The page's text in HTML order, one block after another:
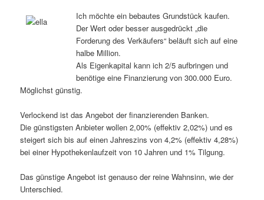
Ich möchte ein bebautes Grundstück kaufen.
Der Wert oder besser ausgedrückt „die
Forderung des Verkäufers“ beläuft sich auf eine
halbe Million.
Als Eigenkapital kann ich 2/5 aufbringen und
benötige eine Finanzierung von 300.000 Euro.
Möglichst günstig.
Verlockend ist das Angebot der finanzierenden Banken.
Die günstigsten Anbieter wollen 2,00% (effektiv 2,02%) und es
steigert sich bis auf einen Jahreszins von 4,2% (effektiv 4,28%)
bei einer Hypothekenlaufzeit von 10 Jahren und 1% Tilgung.
Das günstige Angebot ist genauso der reine Wahnsinn, wie der
Unterschied.